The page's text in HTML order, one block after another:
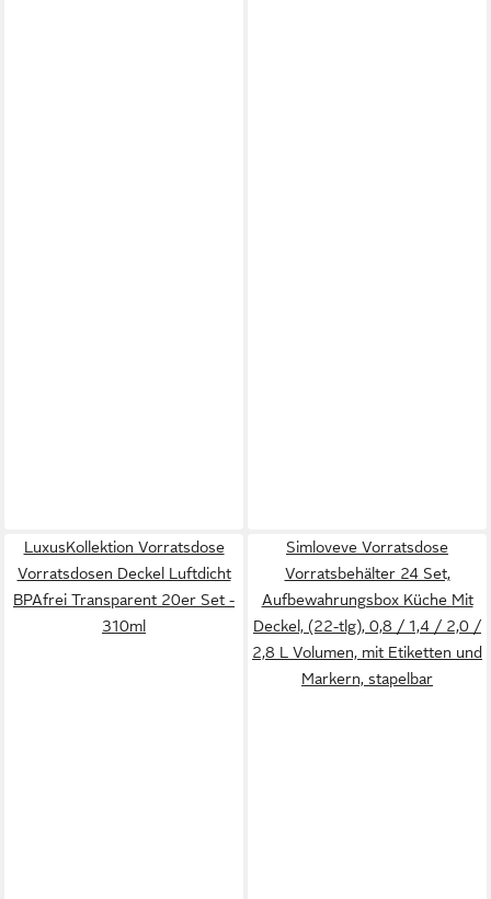
LuxusKollektion Vorratsdose
Vorratsdosen Deckel Luftdicht
BPAfrei Transparent 20er Set -
310ml
Simloveve Vorratsdose
Vorratsbehälter 24 Set,
Aufbewahrungsbox Küche Mit
Deckel, (22-tlg), 0,8 / 1,4 / 2,0 /
2,8 L Volumen, mit Etiketten und
Markern, stapelbar